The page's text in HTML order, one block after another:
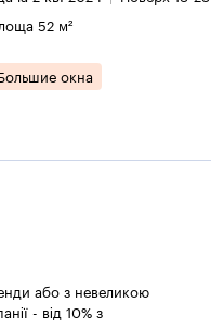
52 м²
окна
або з невеликою
- від 10% з